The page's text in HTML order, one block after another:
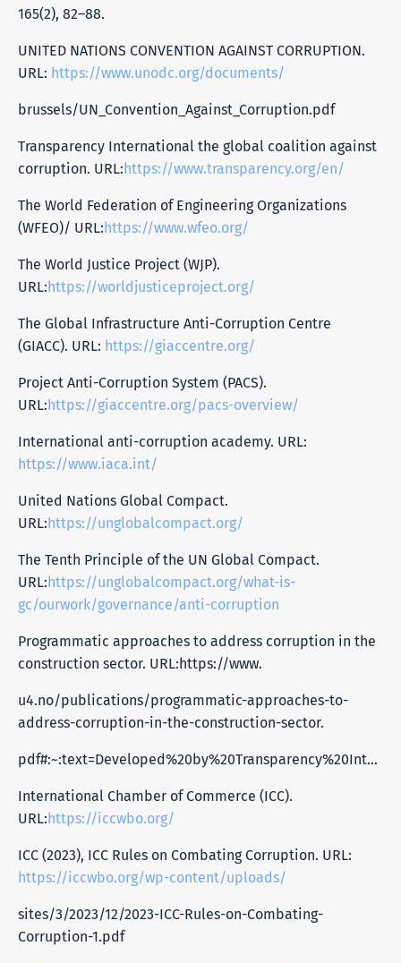
165(2), 82–88.
UNITED NATIONS CONVENTION AGAINST CORRUPTION.
URL: https://www.unodc.org/documents/
brussels/UN_Convention_Against_Corruption.pdf
Transparency International the global coalition against
corruption. URL:https://www.transparency.org/en/
The World Federation of Engineering Organizations
(WFEO)/ URL:https://www.wfeo.org/
The World Justice Project (WJP).
URL:https://worldjusticeproject.org/
The Global Infrastructure Anti-Corruption Centre
(GIACC). URL: https://giaccentre.org/
Project Anti-Corruption System (PACS).
URL:https://giaccentre.org/pacs-overview/
International anti-corruption academy. URL:
https://www.iaca.int/
United Nations Global Compact.
URL:https://unglobalcompact.org/
The Tenth Principle of the UN Global Compact.
URL:https://unglobalcompact.org/what-is-
gc/ourwork/governance/anti-corruption
Programmatic approaches to address corruption in the
construction sector. URL:https://www.
u4.no/publications/programmatic-approaches-to-
address-corruption-in-the-construction-sector.
pdf#:~:text=Developed%20by%20Transparency%20International%2C%20the%20Integrity%20Pact,the%20contract%20or%20while%20carrying%20it%20out.
International Chamber of Commerce (ICC).
URL:https://iccwbo.org/
ICC (2023), ICC Rules on Combating Corruption. URL:
https://iccwbo.org/wp-content/uploads/
sites/3/2023/12/2023-ICC-Rules-on-Combating-
Corruption-1.pdf